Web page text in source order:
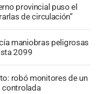
provincial puso el
de circulación”
maniobras peligrosas
2099
robó monitores de un
controlada